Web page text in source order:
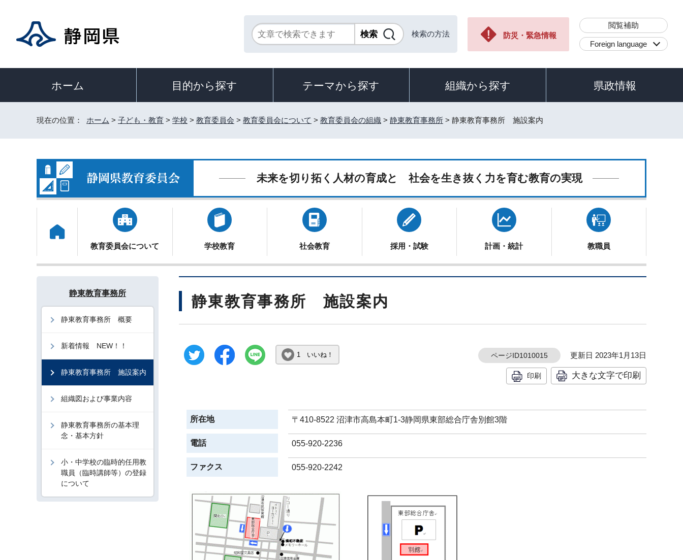
検索の方法 防災・緊急情報
閲覧補助
Foreign language
ホーム 目的から探す テーマから探す 組織から探す 県政情報
現在の位置： ホーム > 子ども・教育 > 学校 > 教育委員会 > 教育委員会について > 教育委員会の組織 > 静東教育事務所 > 静東教育事務所 施設案内
未来を切り拓く人材の育成と 社会を生き抜く力を育む教育の実現
教育委員会について 学校教育 社会教育 採用・試験 計画・統計 教職員
静東教育事務所 施設案内
1 いいね！ ページID1010015 更新日 2023年1月13日
印刷 大きな文字で印刷
所在地 〒410-8522 沼津市高島本町1-3静岡県東部総合庁舎別館3階
電話 055-920-2236
ファクス 055-920-2242
静東教育事務所
静東教育事務所 概要
新着情報 NEW！！
静東教育事務所 施設案内
組織図および事業内容
静東教育事務所の基本理
念・基本方針
小・中学校の臨時的任用教
職員（臨時講師等）の登録
について